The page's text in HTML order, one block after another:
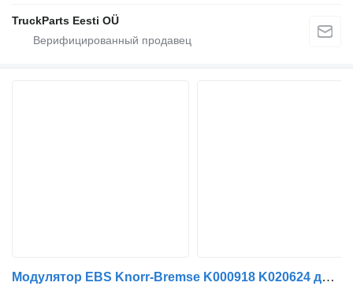
TruckParts Eesti OÜ
Модулятор EBS Knorr-Bremse K000918 K020624 для тягача Volvo FM7-FM12, FM, FMX (1998-2014)